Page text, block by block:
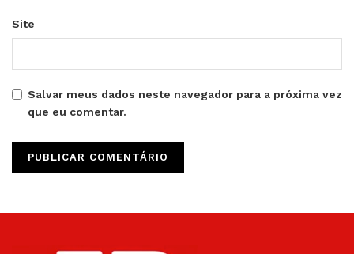
Site
Salvar meus dados neste navegador para a próxima vez
que eu comentar.